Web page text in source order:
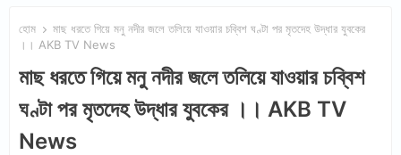
হোম
মাছ ধরতে গিয়ে মনু নদীর জলে তলিয়ে যাওয়ার চব্বিশ ঘণ্টা পর মৃতদেহ উদ্ধার যুবকের
।। AKB TV News
মাছ ধরতে গিয়ে মনু নদীর জলে তলিয়ে যাওয়ার চব্বিশ
ঘণ্টা পর মৃতদেহ উদ্ধার যুবকের ।। AKB TV
News